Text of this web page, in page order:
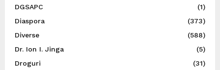
DGSAPC
(1)
Diaspora
(373)
Diverse
(588)
Dr. Ion I. Jinga
(5)
Droguri
(31)